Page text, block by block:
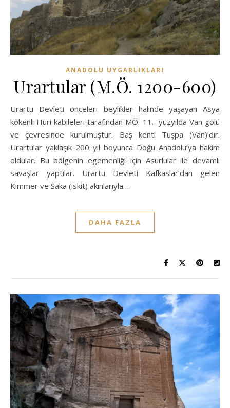
ANADOLU UYGARLIKLARI
Urartular (M.Ö. 1200-600)
Urartu Devleti önceleri beylikler halinde yaşayan Asya
kökenli Huri kabileleri tarafından MÖ. 11. yüzyılda Van gölü
ve çevresinde kurulmuştur. Baş kenti Tuşpa (Van)’dır.
Urartular yaklaşık 200 yıl boyunca Doğu Anadolu’ya hakim
oldular. Bu bölgenin egemenliği için Asurlular ile devamlı
savaşlar yaptılar. Urartu Devleti Kafkaslar’dan gelen
Kimmer ve Saka (iskit) akınlarıyla…
DAHA FAZLA